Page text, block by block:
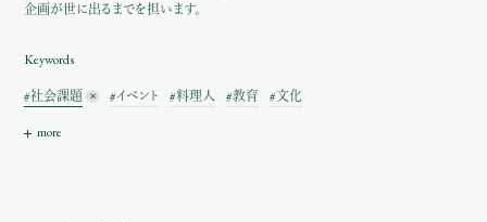
企画が世に出るまでを担います。
Keywords
#社会課題 #イベント #料理人 #教育 #文化